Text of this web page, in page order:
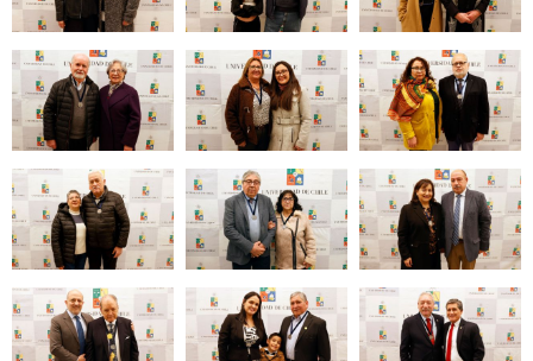
Zoom Zoom Zoom
Zoom Zoom Zoom
Zoom Zoom Zoom